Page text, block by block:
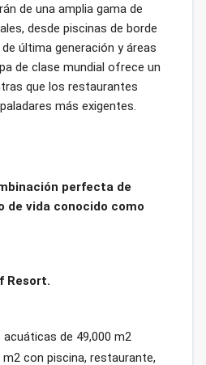
de una amplia gama de
desde piscinas de borde
última generación y áreas
de clase mundial ofrece un
que los restaurantes
más exigentes.
perfecta de
de vida conocido como
Resort.
de 49,000 m2
con piscina, restaurante,